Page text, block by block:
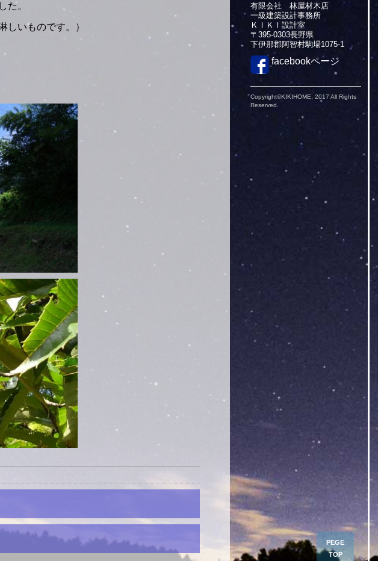
た。
しいものです。）
有限会社 林屋材木店
一級建築設計事務所
ＫＩＫＩ設計室
〒395-0303長野県
下伊那郡阿智村駒場1075-1
facebookページ
Copyright©KIKIHOME, 2017 All Rights
Reserved.
PEGE
TOP